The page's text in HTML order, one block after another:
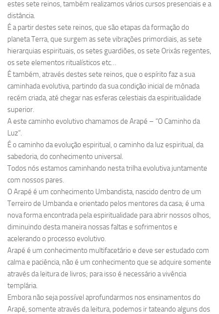
estes sete reinos, também realizamos vários cursos presenciais e a
distância.
É a partir destes sete reinos, que são etapas da formação do
planeta Terra, que surgem as sete vibrações primordiais, as sete
hierarquias espirituais, os setes guardiões, os sete Orixás regentes,
os sete elementos ritualísticos etc…
É também, através destes sete reinos, que o espírito faz a sua
caminhada evolutiva, partindo da sua condição inicial de mônada
recém criada, até chegar nas esferas celestiais da espiritualidade
superior.
A este caminho evolutivo chamamos de Arapé – “O Caminho da
Luz”.
É o caminho da evolução espiritual, o caminho da luz espiritual, da
sabedoria, do conhecimento universal.
Todos nós estamos caminhando nesta trilha evolutiva juntamente
com nossos pares.
O Arapé é um conhecimento Umbandista, nascido dentro de um
Terreiro de Umbanda e orientado pelos mentores da casa; é uma
nova forma encontrada pela espiritualidade para abrir nossos olhos,
diminuindo desta maneira nossas faltas e sofrimentos e
acelerando o processo evolutivo.
Arapé é um conhecimento multifacetário e deve ser estudado com
calma e paciência, não é um conhecimento que se adquire somente
através da leitura de livros; para isso é necessário a vivência
templária.
Embora não seja possível aprofundarmos nos ensinamentos do
Arapé, somente através da leitura, podemos ir tateando alguns dos